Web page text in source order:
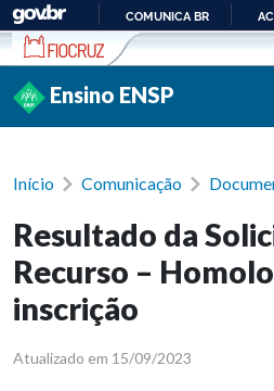
Ir para conteúdo
PARA
COMUNICA BR
Ensino ENSP
Início Comunicação
Resultado da
Recurso –
inscrição
Atualizado em 15/09/2023